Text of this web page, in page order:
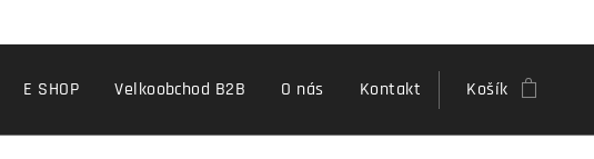
E SHOP Velkoobchod B2B O nás Kontakt Košík